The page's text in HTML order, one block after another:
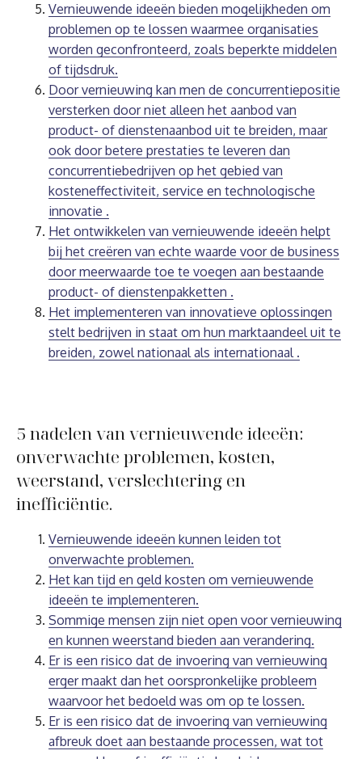
Vernieuwende ideeën bieden mogelijkheden om
problemen op te lossen waarmee organisaties
worden geconfronteerd, zoals beperkte middelen
of tijdsdruk.
Door vernieuwing kan men de concurrentiepositie
versterken door niet alleen het aanbod van
product- of dienstenaanbod uit te breiden, maar
ook door betere prestaties te leveren dan
concurrentiebedrijven op het gebied van
kosteneffectiviteit, service en technologische
innovatie .
Het ontwikkelen van vernieuwende ideeën helpt
bij het creëren van echte waarde voor de business
door meerwaarde toe te voegen aan bestaande
product- of dienstenpakketten .
Het implementeren van innovatieve oplossingen
stelt bedrijven in staat om hun marktaandeel uit te
breiden, zowel nationaal als internationaal .
5 nadelen van vernieuwende ideeën:
onverwachte problemen, kosten,
weerstand, verslechtering en
inefficiëntie.
Vernieuwende ideeën kunnen leiden tot
onverwachte problemen.
Het kan tijd en geld kosten om vernieuwende
ideeën te implementeren.
Sommige mensen zijn niet open voor vernieuwing
en kunnen weerstand bieden aan verandering.
Er is een risico dat de invoering van vernieuwing
erger maakt dan het oorspronkelijke probleem
waarvoor het bedoeld was om op te lossen.
Er is een risico dat de invoering van vernieuwing
afbreuk doet aan bestaande processen, wat tot